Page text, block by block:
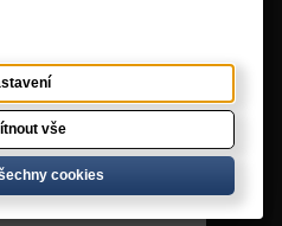
Floor Drive Tall black
Jen 1 skladem
do košíku
vše
cookies
vše
cookies